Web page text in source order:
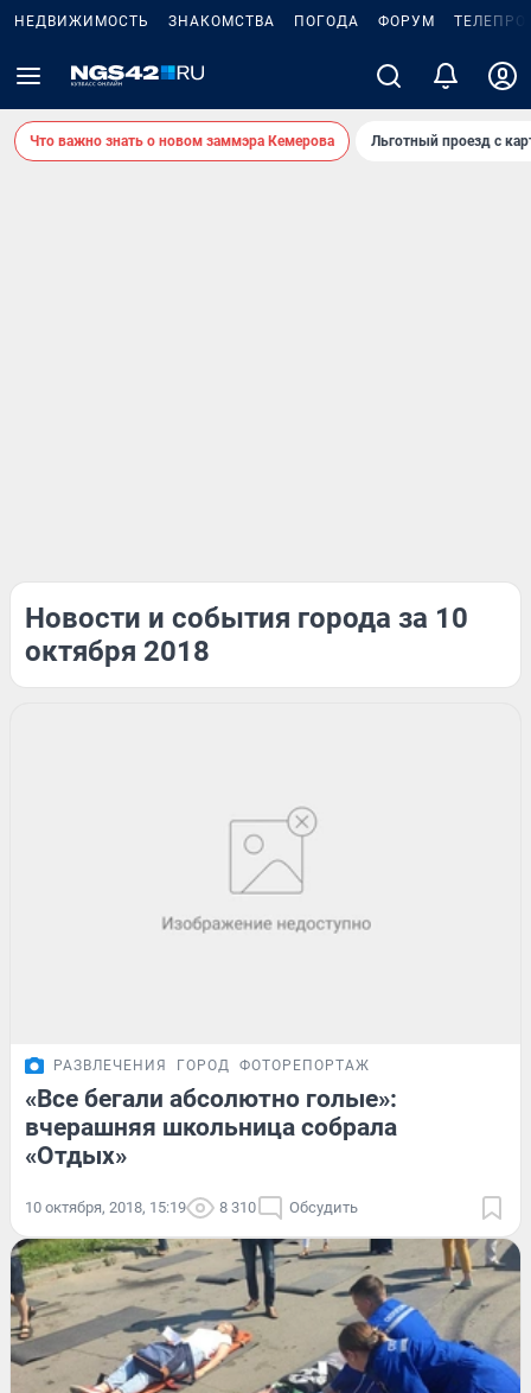
НЕДВИЖИМОСТЬ ЗНАКОМСТВА ПОГОДА ФОРУМ
Что важно знать о новом заммэра Кемерова Льготный проезд с
Новости и события города за 10
октября 2018
РАЗВЛЕЧЕНИЯ ГОРОД ФОТОРЕПОРТАЖ
«Все бегали абсолютно голые»:
вчерашняя школьница собрала
«Отдых»
10 октября, 2018, 15:19 8 310 Обсудить